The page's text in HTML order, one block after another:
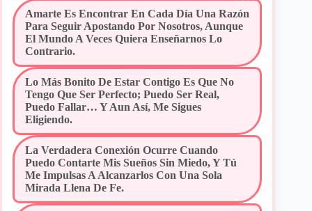
Amarte Es Encontrar En Cada Día Una Razón
Para Seguir Apostando Por Nosotros, Aunque
El Mundo A Veces Quiera Enseñarnos Lo
Contrario.
Lo Más Bonito De Estar Contigo Es Que No
Tengo Que Ser Perfecto; Puedo Ser Real,
Puedo Fallar… Y Aun Así, Me Sigues
Eligiendo.
La Verdadera Conexión Ocurre Cuando
Puedo Contarte Mis Sueños Sin Miedo, Y Tú
Me Impulsas A Alcanzarlos Con Una Sola
Mirada Llena De Fe.